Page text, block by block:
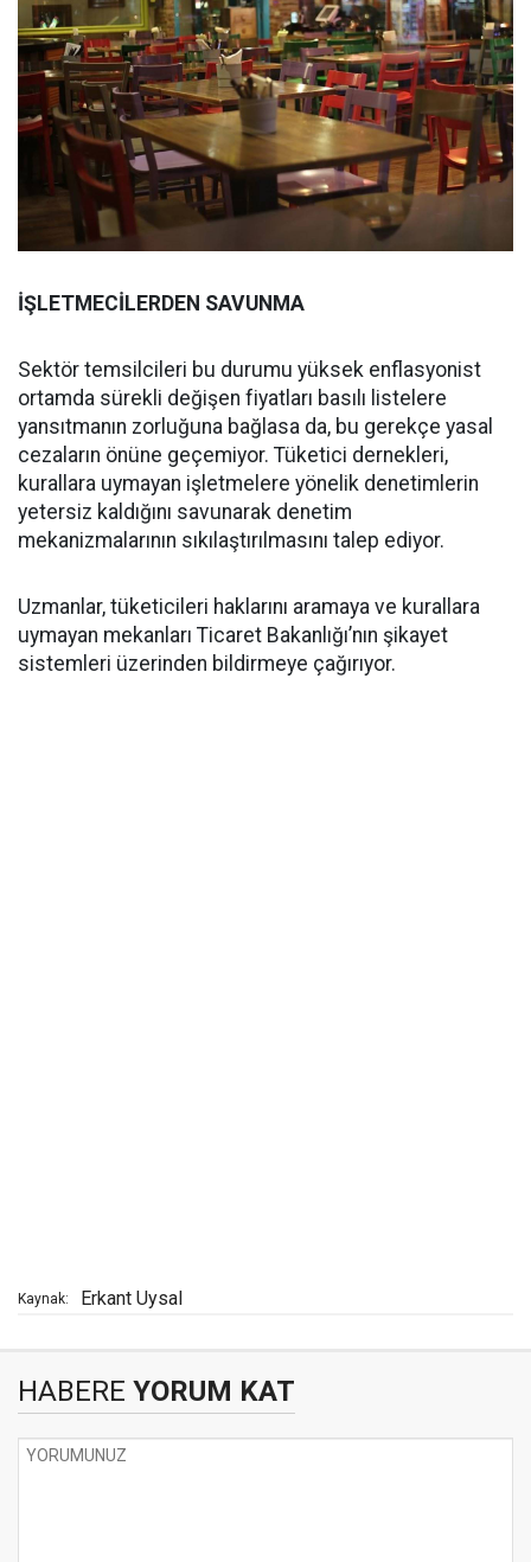
İŞLETMECİLERDEN SAVUNMA
Sektör temsilcileri bu durumu yüksek enflasyonist
ortamda sürekli değişen fiyatları basılı listelere
yansıtmanın zorluğuna bağlasa da, bu gerekçe yasal
cezaların önüne geçemiyor. Tüketici dernekleri,
kurallara uymayan işletmelere yönelik denetimlerin
yetersiz kaldığını savunarak denetim
mekanizmalarının sıkılaştırılmasını talep ediyor.
Uzmanlar, tüketicileri haklarını aramaya ve kurallara
uymayan mekanları Ticaret Bakanlığı’nın şikayet
sistemleri üzerinden bildirmeye çağırıyor.
Kaynak: Erkant Uysal
HABERE YORUM KAT